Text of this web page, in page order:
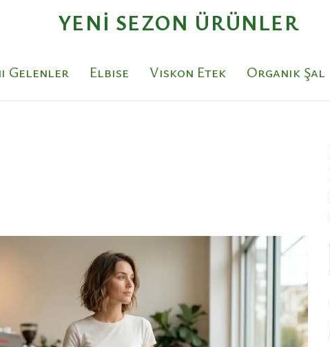
1000₺ ÜZERI TÜM SIPARIŞLERDE KARGO BEDAVA
Gelenler Elbise Viskon Etek Organik Şal